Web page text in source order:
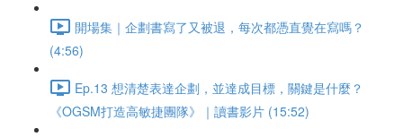
開場集｜企劃書寫了又被退，每次都憑直覺在寫嗎？
(4:56)
Ep.13 想清楚表達企劃，並達成目標，關鍵是什麼？
《OGSM打造高敏捷團隊》｜讀書影片 (15:52)